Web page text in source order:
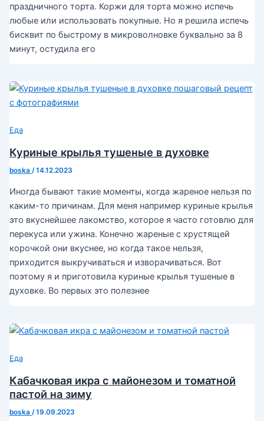
праздничного торта. Коржи для торта можно испечь
любые или использовать покупные. Но я решила испечь
бисквит по быстрому в микроволновке буквально за 8
минут, остудила его
Еда
Куриные крылья тушеные в духовке
boska /14.12.2023
Иногда бывают такие моменты, когда жареное нельзя по
каким-то причинам. Для меня например куриные крылья
это вкуснейшее лакомство, которое я часто готовлю для
перекуса или ужина. Конечно жареные с хрустящей
корочкой они вкуснее, но когда такое нельзя,
приходится выкручиваться и изворачиваться. Вот
поэтому я и приготовила куриные крылья тушеные в
духовке. Во первых это полезнее
Еда
Кабачковая икра с майонезом и томатной
пастой на зиму
boska /19.09.2023